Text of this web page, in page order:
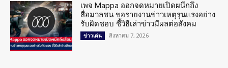
เพจ Mappa ออกจดหมายเปิดผนึกถึง
สื่อมวลชน ขอรายงานข่าวเหตุรุนแรงอย่าง
รับผิดชอบ ชี้วิธีเล่าข่าวมีผลต่อสังคม
ข่าวเด่น สิงหาคม 7, 2026